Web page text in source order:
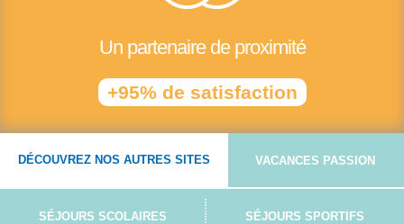
Un partenaire de proximité
+95% de satisfaction
DÉCOUVREZ NOS AUTRES SITES VACANCES PASSION
SÉJOURS SCOLAIRES SÉJOURS SPORTIFS